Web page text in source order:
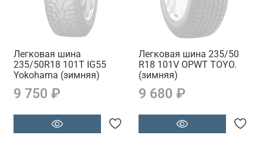
Легковая шина
235/50R18 101T IG55
Yokohama (зимняя)
9 750 ₽
Легковая шина 235/50
R18 101V OPWT TOYO.
(зимняя)
9 680 ₽